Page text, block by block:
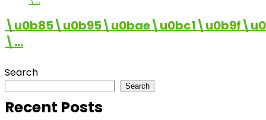
\…
Search
Search
Recent Posts